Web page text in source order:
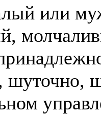
или
шуточно,